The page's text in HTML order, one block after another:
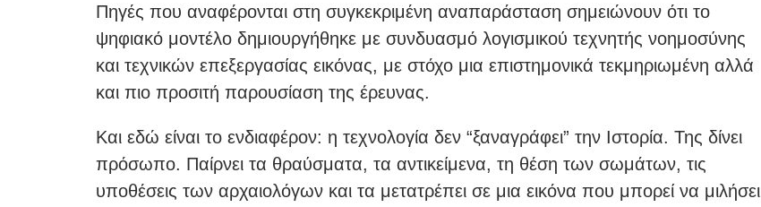
Πηγές που αναφέρονται στη συγκεκριμένη αναπαράσταση σημειώνουν ότι το
ψηφιακό μοντέλο δημιουργήθηκε με συνδυασμό λογισμικού τεχνητής νοημοσύνης
και τεχνικών επεξεργασίας εικόνας, με στόχο μια επιστημονικά τεκμηριωμένη αλλά
και πιο προσιτή παρουσίαση της έρευνας.
Και εδώ είναι το ενδιαφέρον: η τεχνολογία δεν “ξαναγράφει” την Ιστορία. Της δίνει
πρόσωπο. Παίρνει τα θραύσματα, τα αντικείμενα, τη θέση των σωμάτων, τις
υποθέσεις των αρχαιολόγων και τα μετατρέπει σε μια εικόνα που μπορεί να μιλήσει